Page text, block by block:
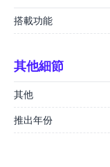
搭載功能
其他細節
其他
推出年份